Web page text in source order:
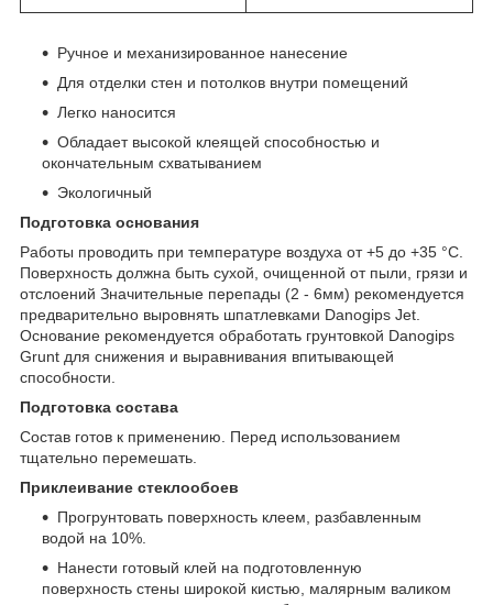
Ручное и механизированное нанесение
Для отделки стен и потолков внутри помещений
Легко наносится
Обладает высокой клеящей способностью и
окончательным схватыванием
Экологичный
Подготовка основания
Работы проводить при температуре воздуха от +5 до +35 °С.
Поверхность должна быть сухой, очищенной от пыли, грязи и
отслоений Значительные перепады (2 - 6мм) рекомендуется
предварительно выровнять шпатлевками Danogips Jet.
Основание рекомендуется обработать грунтовкой Danogips
Grunt для снижения и выравнивания впитывающей
способности.
Подготовка состава
Состав готов к применению. Перед использованием
тщательно перемешать.
Приклеивание стеклообоев
Прогрунтовать поверхность клеем, разбавленным
водой на 10%.
Нанести готовый клей на подготовленную
поверхность стены широкой кистью, малярным валиком